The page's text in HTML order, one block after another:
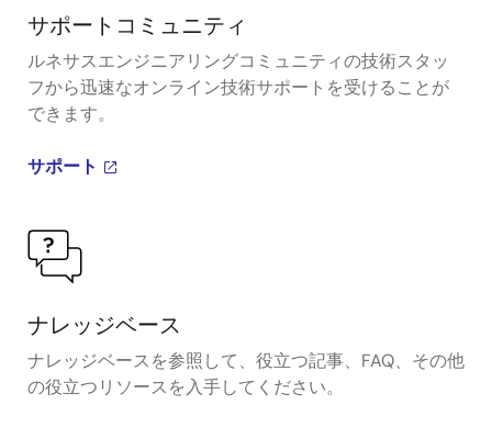
サポートコミュニティ
ルネサスエンジニアリングコミュニティの技術スタッ
フから迅速なオンライン技術サポートを受けることが
できます。
サポート
ナレッジベース
ナレッジベースを参照して、役立つ記事、FAQ、その他
の役立つリソースを入手してください。